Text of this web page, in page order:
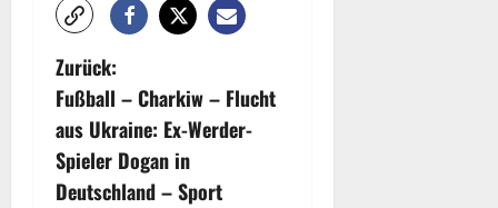
B
e
i
Zurück:
Fußball – Charkiw – Flucht
aus Ukraine: Ex-Werder-
Spieler Dogan in
Deutschland – Sport